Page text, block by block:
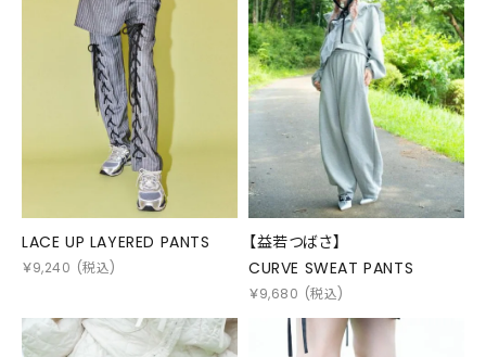
LACE UP LAYERED PANTS
￥9,240 (税込)
【益若つばさ】
CURVE SWEAT PANTS
￥9,680 (税込)